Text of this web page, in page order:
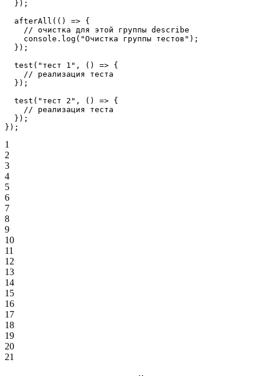
  });
  afterAll
(() => {
    // очистка для этой группы describe
    console.
log ( "Очистка группы тестов" );
  });
  test
( "тест 1" , () => {
    // реализация теста
  });
  test
( "тест 2" , () => {
    // реализация теста
  });
});
1
2
3
4
5
6
7
8
9
10
11
12
13
14
15
16
17
18
19
20
21